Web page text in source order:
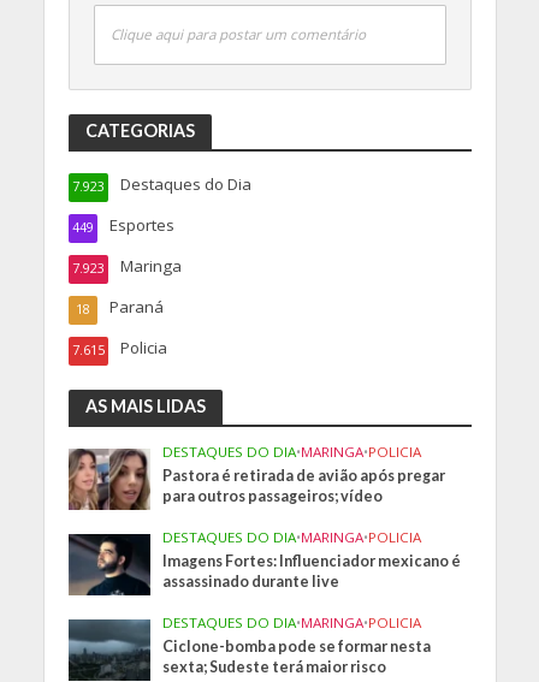
Clique aqui para postar um comentário
CATEGORIAS
Destaques do Dia
7.923
Esportes
449
Maringa
7.923
Paraná
18
Policia
7.615
AS MAIS LIDAS
DESTAQUES DO DIA•MARINGA•POLICIA
Pastora é retirada de avião após pregar
para outros passageiros; vídeo
DESTAQUES DO DIA•MARINGA•POLICIA
Imagens Fortes: Influenciador mexicano é
assassinado durante live
DESTAQUES DO DIA•MARINGA•POLICIA
Ciclone-bomba pode se formar nesta
sexta; Sudeste terá maior risco